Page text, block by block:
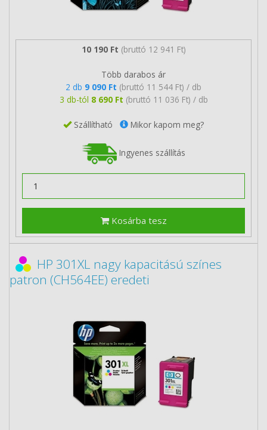
10 190 Ft (bruttó 12 941 Ft)
Több darabos ár
2 db 9 090 Ft (bruttó 11 544 Ft) / db
3 db-tól 8 690 Ft (bruttó 11 036 Ft) / db
Szállítható Mikor kapom meg?
Ingyenes szállítás
Kosárba tesz
HP 301XL nagy kapacitású színes
patron (CH564EE) eredeti